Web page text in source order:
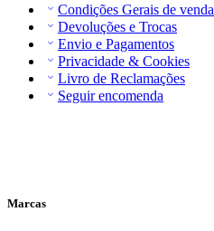
Condições Gerais de venda
Devoluções e Trocas
Envio e Pagamentos
Privacidade & Cookies
Livro de Reclamações
Seguir encomenda
Marcas